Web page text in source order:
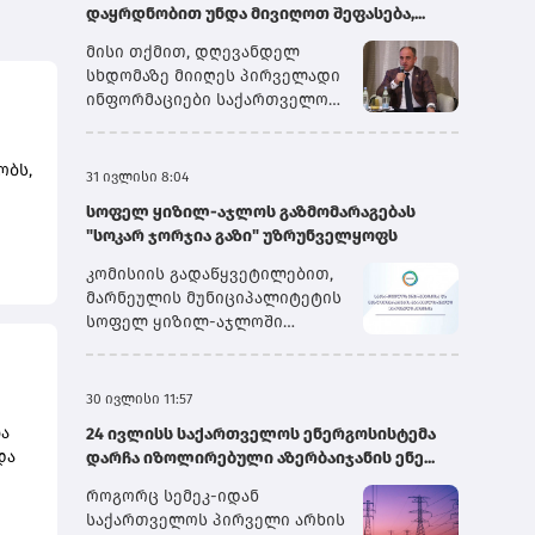
დაყრდნობით უნდა მივიღოთ შეფასება,...
მისი თქმით, დღევანდელ
სხდომაზე მიიღეს პირველადი
ინფორმაციები საქართველოს
პირებიდან, თუმცა გარკვეული
დამუშავების რეჟიმშია.
„ყველაფრის თავმოყრის
შემდეგ ჩვენ შეგვეძლება,
გავაკეთოთ საბოლოო
დასკვნები. წინასწარი
ავარიის გამომწვევი მიზეზი
ძაბვის გადამცემ ხაზზე
არსებული ავარია, რომელიც
მერე უკვე გადაეცა მთელ
არსებულმა გამორთვის –
ძალიან მარტივ ენაზე რომ
31 ივლისი 8:04
სოფელ ყიზილ-აჯლოს გაზმომარაგებას
"სოკარ ჯორჯია გაზი" უზრუნველყოფს
კომისიის გადაწყვეტილებით,
მარნეულის მუნიციპალიტეტის
სოფელ ყიზილ-აჯლოში
უსაფრთხო მომარაგების
პირველი აგვისტოდან შპს
„სოკარ ჯორჯია გაზი“
უზრუნველყოფს ბუნებრივი
გაზის განაწილების
30 ივლისი 11:57
24 ივლისს საქართველოს ენერგოსისტემა
დარჩა იზოლირებული აზერბაიჯანის ენე...
როგორც სემეკ-იდან
საქართველოს პირველი არხის